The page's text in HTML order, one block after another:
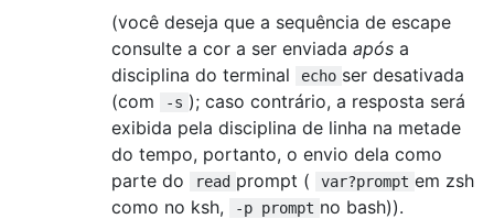
(você deseja que a sequência de escape
consulte a cor a ser enviada após a
disciplina do terminal
echo ser desativada
(com
-s ); caso contrário, a resposta será
exibida pela disciplina de linha na metade
do tempo, portanto, o envio dela como
parte do
read prompt ( var?prompt em zsh
como no ksh,
-p prompt no bash)).